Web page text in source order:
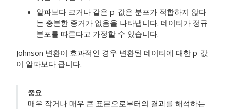
알파보다 크거나 같은 p-값은 분포가 적합하지 않다
는 충분한 증거가 없음을 나타냅니다. 데이터가 정규
분포를 따른다고 가정할 수 있습니다.
Johnson 변환이 효과적인 경우 변환된 데이터에 대한 p-값
이 알파보다 큽니다.
중요
매우 작거나 매우 큰 표본으로부터의 결과를 해석하는